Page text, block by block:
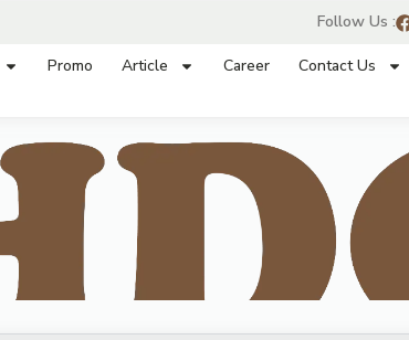
Follow Us :
Promo Article Career Contact Us